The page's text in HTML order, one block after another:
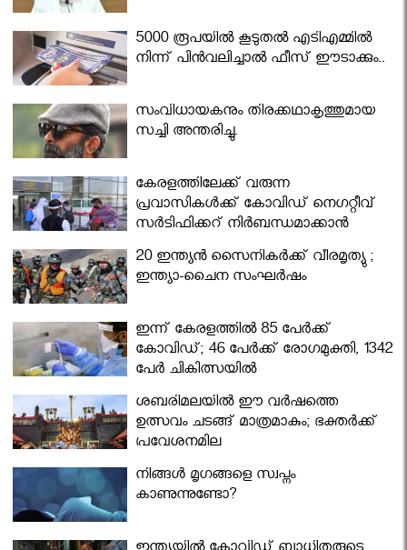
5000 രൂപയിൽ കൂടുതൽ എടിഎമ്മിൽ
നിന്ന് പിൻവലിച്ചാൽ ഫീസ് ഈടാക്കും..
സംവിധായകനും തിരക്കഥാകൃത്തുമായ
സച്ചി അന്തരിച്ചു.
കേരളത്തിലേക്ക് വരുന്ന
പ്രവാസികള്‍ക്ക് കോവിഡ് നെഗറ്റീവ്
സര്‍ട്ടിഫിക്കറ്റ് നിർബന്ധമാക്കാൻ
മന്ത്രിസഭ
20 ഇന്ത്യൻ സൈനികർക്ക് വീരമൃത്യു ;
ഇന്ത്യാ-ചൈന സംഘർഷം
ഇന്ന് കേരളത്തിൽ 85 പേർക്ക്
കോവിഡ്; 46 പേർക്ക് രോഗമുക്തി, 1342
പേർ ചികിത്സയിൽ
ശബരിമലയില്‍ ഈ വർഷത്തെ
ഉത്സവം ചടങ്ങ് മാത്രമാകും; ഭക്തർക്ക്
പ്രവേശനമില്ല
നിങ്ങള്‍ മൃഗങ്ങളെ സ്വപ്നം
കാണുന്നുണ്ടോ?